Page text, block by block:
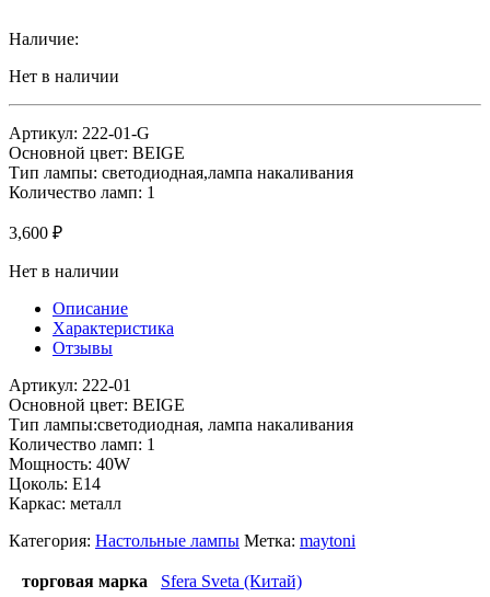
Наличие:
Нет в наличии
Артикул: 222-01-G
Основной цвет: BEIGE
Тип лампы: светодиодная,лампа накаливания
Количество ламп: 1
3,600 ₽
Нет в наличии
Описание
Характеристика
Отзывы
Артикул: 222-01
Основной цвет: BEIGE
Тип лампы:светодиодная, лампа накаливания
Количество ламп: 1
Мощность: 40W
Цоколь: Е14
Каркас: металл
Категория: Настольные лампы Метка: maytoni
торговая марка Sfera Sveta (Китай)